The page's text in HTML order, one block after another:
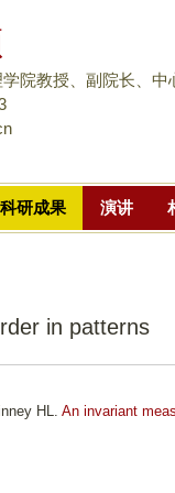
到
主
分
院教授、副院长、中
科研成果 演讲
in patterns
HL. An invariant